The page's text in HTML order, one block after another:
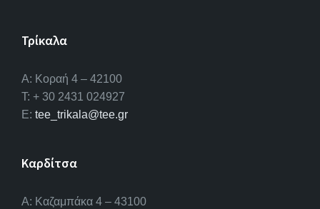
Τρίκαλα
Α: Κοραή 4 – 42100
T: + 30 2431 024927
E: tee_trikala@tee.gr
Καρδίτσα
Α: Καζαμπάκα 4 – 43100